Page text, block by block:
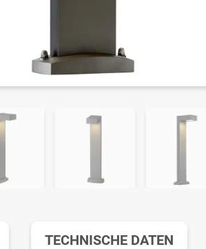
TECHNISCHE DATEN